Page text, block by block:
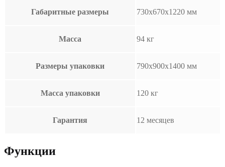
Габаритные размеры 730х670х1220 мм
Масса 94 кг
Размеры упаковки 790х900х1400 мм
Масса упаковки 120 кг
Гарантия 12 месяцев
Функции